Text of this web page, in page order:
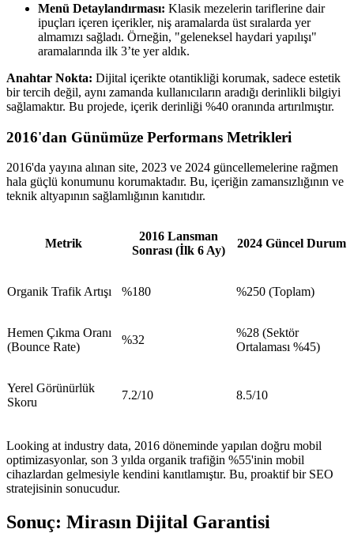
Menü Detaylandırması: Klasik mezelerin tariflerine dair
ipuçları içeren içerikler, niş aramalarda üst sıralarda yer
almamızı sağladı. Örneğin, "geleneksel haydari yapılışı"
aramalarında ilk 3’te yer aldık.
Anahtar Nokta: Dijital içerikte otantikliği korumak, sadece estetik
bir tercih değil, aynı zamanda kullanıcıların aradığı derinlikli bilgiyi
sağlamaktır. Bu projede, içerik derinliği %40 oranında artırılmıştır.
2016'dan Günümüze Performans Metrikleri
2016'da yayına alınan site, 2023 ve 2024 güncellemelerine rağmen
hala güçlü konumunu korumaktadır. Bu, içeriğin zamansızlığının ve
teknik altyapının sağlamlığının kanıtıdır.
Metrik
2016 Lansman
Sonrası (İlk 6 Ay)
2024 Güncel Durum
Organik Trafik Artışı %180 %250 (Toplam)
Hemen Çıkma Oranı
(Bounce Rate)
%32
%28 (Sektör
Ortalaması %45)
Yerel Görünürlük
Skoru
7.2/10 8.5/10
Looking at industry data, 2016 döneminde yapılan doğru mobil
optimizasyonlar, son 3 yılda organik trafiğin %55'inin mobil
cihazlardan gelmesiyle kendini kanıtlamıştır. Bu, proaktif bir SEO
stratejisinin sonucudur.
Sonuç: Mirasın Dijital Garantisi